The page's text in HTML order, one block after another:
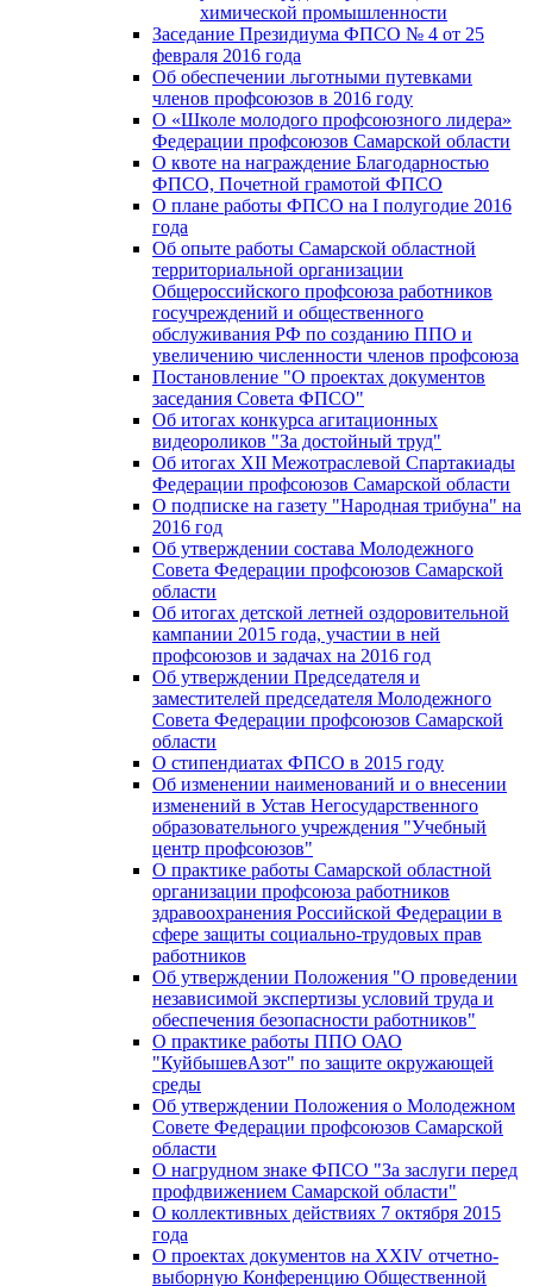
химической промышленности
Заседание Президиума ФПСО № 4 от 25
февраля 2016 года
Об обеспечении льготными путевками
членов профсоюзов в 2016 году
О «Школе молодого профсоюзного лидера»
Федерации профсоюзов Самарской области
О квоте на награждение Благодарностью
ФПСО, Почетной грамотой ФПСО
О плане работы ФПСО на I полугодие 2016
года
Об опыте работы Самарской областной
территориальной организации
Общероссийского профсоюза работников
госучреждений и общественного
обслуживания РФ по созданию ППО и
увеличению численности членов профсоюза
Постановление "О проектах документов
заседания Совета ФПСО"
Об итогах конкурса агитационных
видеороликов "За достойный труд"
Об итогах XII Межотраслевой Спартакиады
Федерации профсоюзов Самарской области
О подписке на газету "Народная трибуна" на
2016 год
Об утверждении состава Молодежного
Совета Федерации профсоюзов Самарской
области
Об итогах детской летней оздоровительной
кампании 2015 года, участии в ней
профсоюзов и задачах на 2016 год
Об утверждении Председателя и
заместителей председателя Молодежного
Совета Федерации профсоюзов Самарской
области
О стипендиатах ФПСО в 2015 году
Об изменении наименований и о внесении
изменений в Устав Негосударственного
образовательного учреждения "Учебный
центр профсоюзов"
О практике работы Самарской областной
организации профсоюза работников
здравоохранения Российской Федерации в
сфере защиты социально-трудовых прав
работников
Об утверждении Положения "О проведении
независимой экспертизы условий труда и
обеспечения безопасности работников"
О практике работы ППО ОАО
"КуйбышевАзот" по защите окружающей
среды
Об утверждении Положения о Молодежном
Совете Федерации профсоюзов Самарской
области
О нагрудном знаке ФПСО "За заслуги перед
профдвижением Самарской области"
О коллективных действиях 7 октября 2015
года
О проектах документов на XXIV отчетно-
выборную Конференцию Общественной